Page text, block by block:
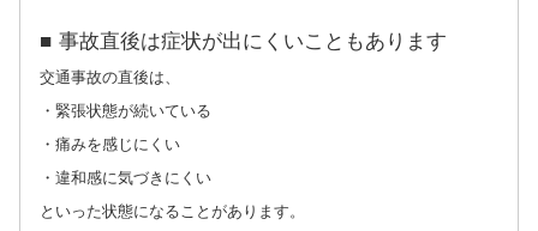
■ 事故直後は症状が出にくいこともあります
交通事故の直後は、
・緊張状態が続いている
・痛みを感じにくい
・違和感に気づきにくい
といった状態になることがあります。